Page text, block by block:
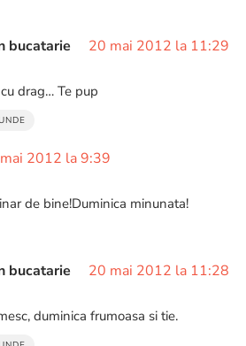
bucatarie 20 mai 2012 la 11:29
drag… Te pup
2012 la 9:39
de bine!Duminica minunata!
bucatarie 20 mai 2012 la 11:28
duminica frumoasa si tie.